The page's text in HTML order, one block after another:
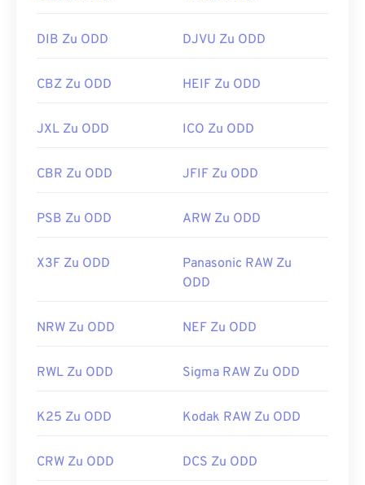
DIB Zu ODD DJVU Zu ODD
CBZ Zu ODD HEIF Zu ODD
JXL Zu ODD ICO Zu ODD
CBR Zu ODD JFIF Zu ODD
PSB Zu ODD ARW Zu ODD
X3F Zu ODD
Panasonic RAW Zu
ODD
NRW Zu ODD NEF Zu ODD
RWL Zu ODD Sigma RAW Zu ODD
K25 Zu ODD Kodak RAW Zu ODD
CRW Zu ODD DCS Zu ODD